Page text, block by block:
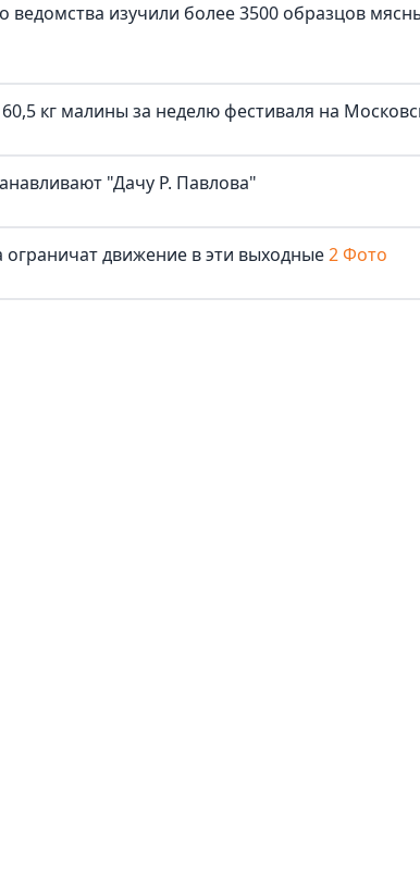
ведомства изучили более 3500 образцов
кг малины за неделю фестиваля на
"Дачу Р. Павлова"
ограничат движение в эти выходные2 Фото